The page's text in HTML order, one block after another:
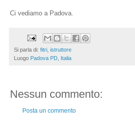
Ci vediamo a Padova.
Si parla di: fitri istruttore
Luogo Padova PD, Italia
Nessun commento:
Posta un commento